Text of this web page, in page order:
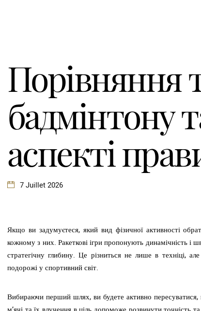
Порівняння
бадмінтону
аспекті
7 Juillet 2026
Якщо ви задумуєтеся, який вид фізичної активності
кожному з них. Ракеткові ігри пропонують динамічність і
стратегічну глибину. Це різниться не лише в техніці,
подорожі у спортивний світ.
Вибираючи перший шлях, ви будете активно